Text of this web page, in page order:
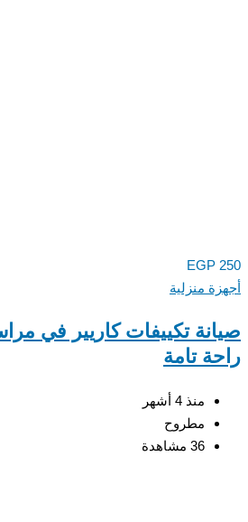
EGP
منزلية
تامة
منذ 4 أشهر
مطروح